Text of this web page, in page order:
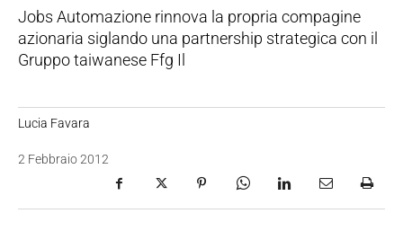
Jobs Automazione rinnova la propria compagine
azionaria siglando una partnership strategica con il
Gruppo taiwanese Ffg Il
Lucia Favara
2 Febbraio 2012